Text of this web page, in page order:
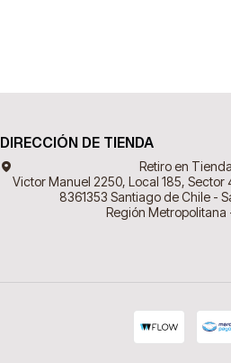
DIRECCIÓN DE TIENDA
Retiro en Tienda
Victor Manuel 2250, Local 185, Sector
8361353 Santiago de Chile -
Región Metropolitana